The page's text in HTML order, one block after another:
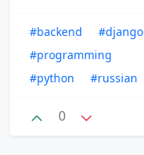
#backend
#django
#programming
#python
#russian
0